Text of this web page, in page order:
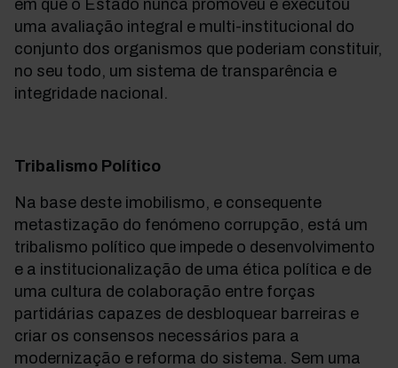
em que o Estado nunca promoveu e executou
uma avaliação integral e multi-institucional do
conjunto dos organismos que poderiam constituir,
no seu todo, um sistema de transparência e
integridade nacional.
Tribalismo Político
Na base deste imobilismo, e consequente
metastização do fenómeno corrupção, está um
tribalismo político que impede o desenvolvimento
e a institucionalização de uma ética política e de
uma cultura de colaboração entre forças
partidárias capazes de desbloquear barreiras e
criar os consensos necessários para a
modernização e reforma do sistema. Sem uma